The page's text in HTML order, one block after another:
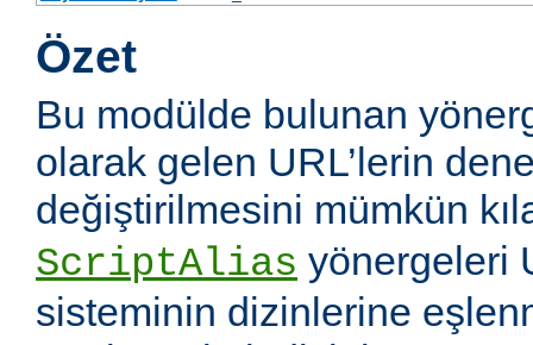
Özet
Bu modülde bulunan
olarak gelen URL’lerin
değiştirilmesini mümkün
ScriptAlias yönergeleri
sisteminin dizinlerine